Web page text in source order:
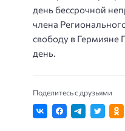
день бессрочной
члена
свободу в Гермияне
день.
Поделитесь с друзьями